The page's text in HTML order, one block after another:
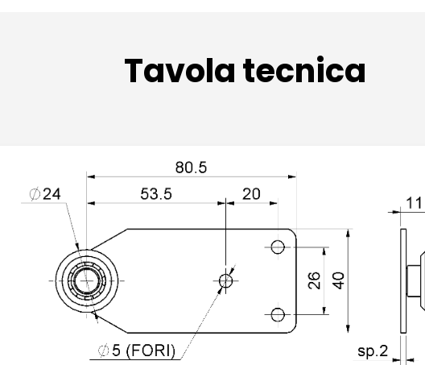
Tavola tecnica